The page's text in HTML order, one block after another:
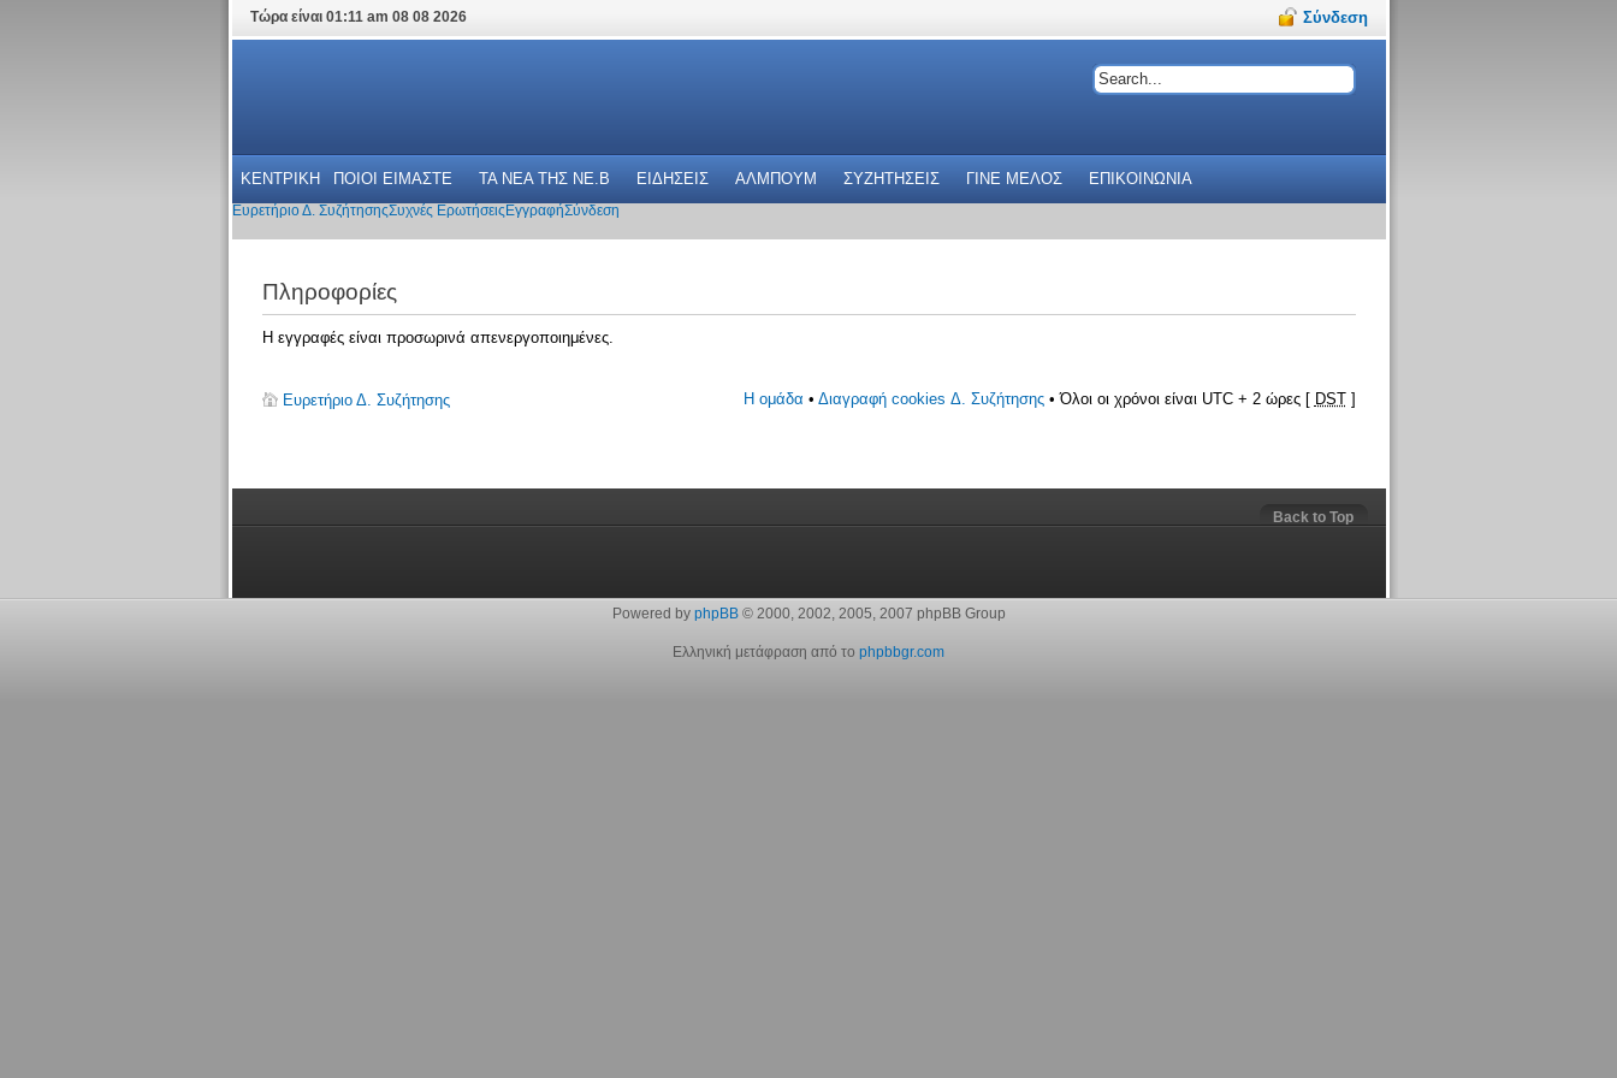
Τώρα είναι 01:11 am 08 08 2026 Σύνδεση
ΚΕΝΤΡΙΚΗ ΠΟΙΟΙ ΕΙΜΑΣΤΕ ΤΑ ΝΕΑ THΣ NE.B ΕΙΔΗΣΕΙΣ ΑΛΜΠΟΥΜ ΣΥΖΗΤΗΣΕΙΣ ΓΙΝΕ ΜΕΛΟΣ ΕΠΙΚΟΙΝΩΝΙΑ
Ευρετήριο Δ. ΣυζήτησηςΣυχνές Ερωτήσεις ΕγγραφήΣύνδεση
Πληροφορίες
Η εγγραφές είναι προσωρινά απενεργοποιημένες.
Ευρετήριο Δ. Συζήτησης Η ομάδα • Διαγραφή cookies Δ. Συζήτησης• Όλοι οι χρόνοι είναι UTC + 2 ώρες [ DST]
Back to Top
Powered by phpBB© 2000, 2002, 2005, 2007 phpBB Group
Ελληνική μετάφραση από το phpbbgr.com